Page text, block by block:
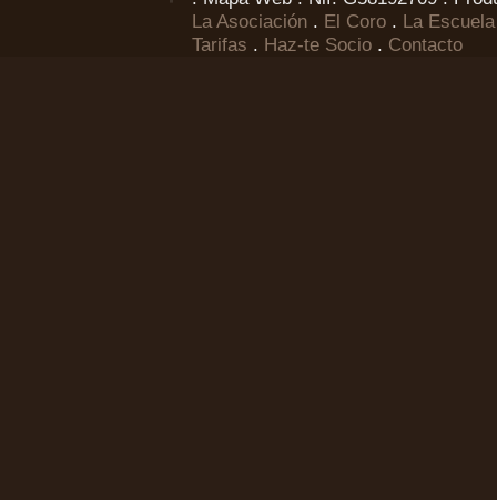
La Asociación . El Coro . La Escuela
Tarifas . Haz-te Socio . Contacto